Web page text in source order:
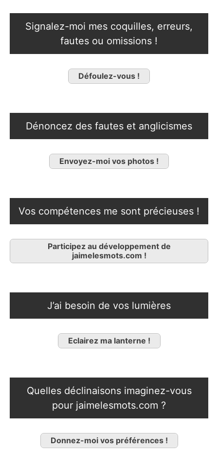
Signalez-moi mes coquilles, erreurs,
fautes ou omissions !
Défoulez-vous !
Dénoncez des fautes et anglicismes
Envoyez-moi vos photos !
Vos compétences me sont précieuses !
Participez au développement de
jaimelesmots.com !
J’ai besoin de vos lumières
Eclairez ma lanterne !
Quelles déclinaisons imaginez-vous
pour jaimelesmots.com ?
Donnez-moi vos préférences !